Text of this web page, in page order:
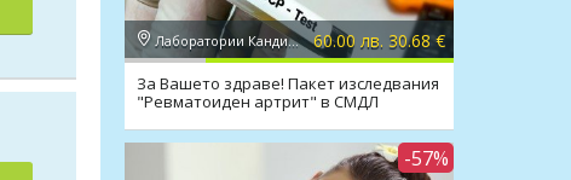
Лаборатории Кандиларов 60.00 лв. 30.68 €
За Вашето здраве! Пакет изследвания
"Ревматоиден артрит" в СМДЛ
-57%